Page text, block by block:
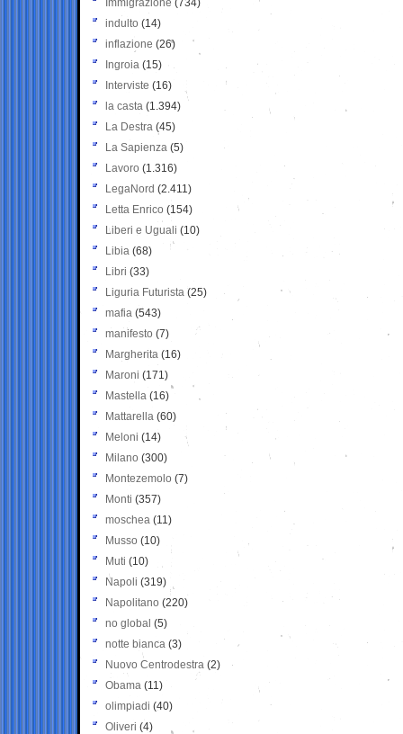
Immigrazione (734)
indulto (14)
inflazione (26)
Ingroia (15)
Interviste (16)
la casta (1.394)
La Destra (45)
La Sapienza (5)
Lavoro (1.316)
LegaNord (2.411)
Letta Enrico (154)
Liberi e Uguali (10)
Libia (68)
Libri (33)
Liguria Futurista (25)
mafia (543)
manifesto (7)
Margherita (16)
Maroni (171)
Mastella (16)
Mattarella (60)
Meloni (14)
Milano (300)
Montezemolo (7)
Monti (357)
moschea (11)
Musso (10)
Muti (10)
Napoli (319)
Napolitano (220)
no global (5)
notte bianca (3)
Nuovo Centrodestra (2)
Obama (11)
olimpiadi (40)
Oliveri (4)